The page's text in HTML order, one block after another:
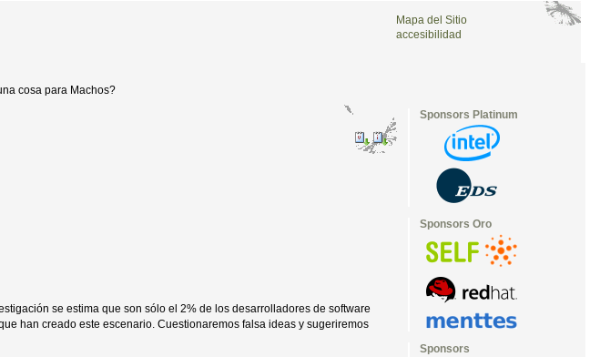
Mapa del Sitio
accesibilidad
cosa para Machos?
se estima que son sólo el 2% de los desarrolladores de software
han creado este escenario. Cuestionaremos falsa ideas y sugeriremos
Sponsors Platinum
Sponsors Oro
Sponsors